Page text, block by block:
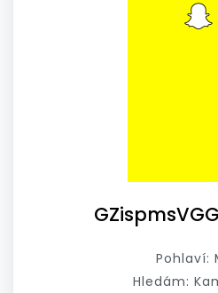
Pohlaví:
Hledám: